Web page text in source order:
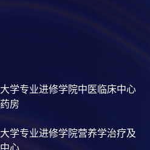
学专业进修学院中医临床中心
房
学专业进修学院营养学治疗及